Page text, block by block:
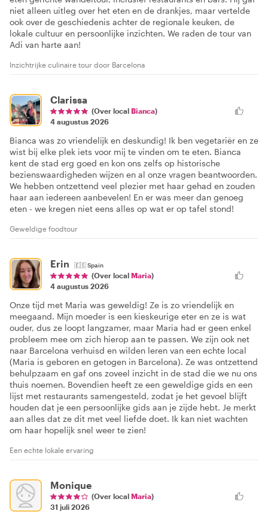
niet alleen uitleg over het eten en de drankjes, maar vertelde
ook over de geschiedenis achter de regionale keuken, de
lokale cultuur en persoonlijke inzichten. We raden de tour van
Adi van harte aan!
Inzichtrijke culinaire tour door Barcelona
Clarissa
(Over local Bianca)
4 augustus 2026
Bianca was zo vriendelijk en deskundig! Ik ben vegetariër en ze
wist bij elke plek iets voor mij te vinden om te eten. Bianca
kent de stad erg goed en kon ons zelfs op historische
bezienswaardigheden wijzen en al onze vragen beantwoorden.
We hebben ontzettend veel plezier met haar gehad en zouden
haar aan iedereen aanbevelen! En er was meer dan genoeg
eten - we kregen niet eens alles op wat er op tafel stond!
Geweldige foodtour
Erin 🇪🇸Spain
(Over local Maria)
4 augustus 2026
Onze tijd met Maria was geweldig! Ze is zo vriendelijk en
meegaand. Mijn moeder is een kieskeurige eter en ze is wat
ouder, dus ze loopt langzamer, maar Maria had er geen enkel
probleem mee om zich hierop aan te passen. We zijn ook net
naar Barcelona verhuisd en wilden leren van een echte local
(Maria is geboren en getogen in Barcelona). Ze was ontzettend
behulpzaam en gaf ons zoveel inzicht in de stad die we nu ons
thuis noemen. Bovendien heeft ze een geweldige gids en een
lijst met restaurants samengesteld, zodat je het gevoel blijft
houden dat je een persoonlijke gids aan je zijde hebt. Je merkt
aan alles dat ze dit met veel liefde doet. Ik kan niet wachten
om haar hopelijk snel weer te zien!
Een echte lokale ervaring
Monique
(Over local Maria)
31 juli 2026